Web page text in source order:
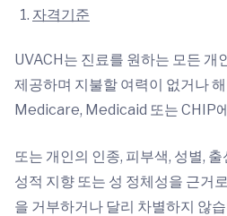
자격기준
UVACH는 진료를 원하는 모든 개
제공하며 지불할 여력이 없거나
Medicare, Medicaid 또는 CHIP
또는 개인의 인종, 피부색, 성별,
성적 지향 또는 성 정체성을 근거
을 거부하거나 달리 차별하지 않